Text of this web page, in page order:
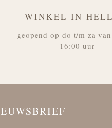
WINKEL IN
geopend op do t/m za
16:00 uur